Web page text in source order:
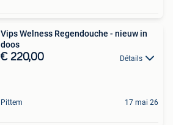
Vips Welness Regendouche - nieuw in
doos
€ 220,00 Détails
Pittem 17 mai 26